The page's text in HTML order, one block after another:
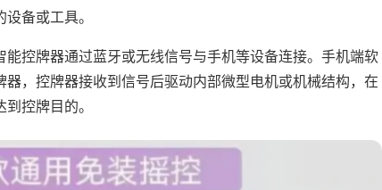
备或工具。
控牌器通过蓝牙或无线信号与手机等设备连接。手机端软
，控牌器接收到信号后驱动内部微型电机或机械结构，在
控牌目的。